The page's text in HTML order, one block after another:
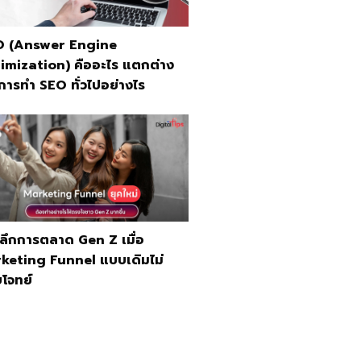
(Answer Engine
คืออะไร แตกต่าง
ารทำ SEO ทั่วไปอย่างไร
ลึกการตลาด Gen Z เมื่อ
Funnel แบบเดิมไม่
จทย์